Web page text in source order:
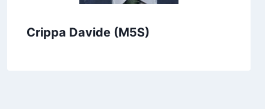
Crippa Davide (M5S)